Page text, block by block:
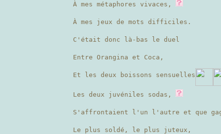
À mes métaphores vivaces,
À mes jeux de mots difficiles.
C'était donc là-bas le duel
Entre Orangina et Coca,
Et les deux boissons sensuelles
Les deux juvéniles sodas,
S'affrontaient l'un l'autre et que
Le plus soldé, le plus juteux,